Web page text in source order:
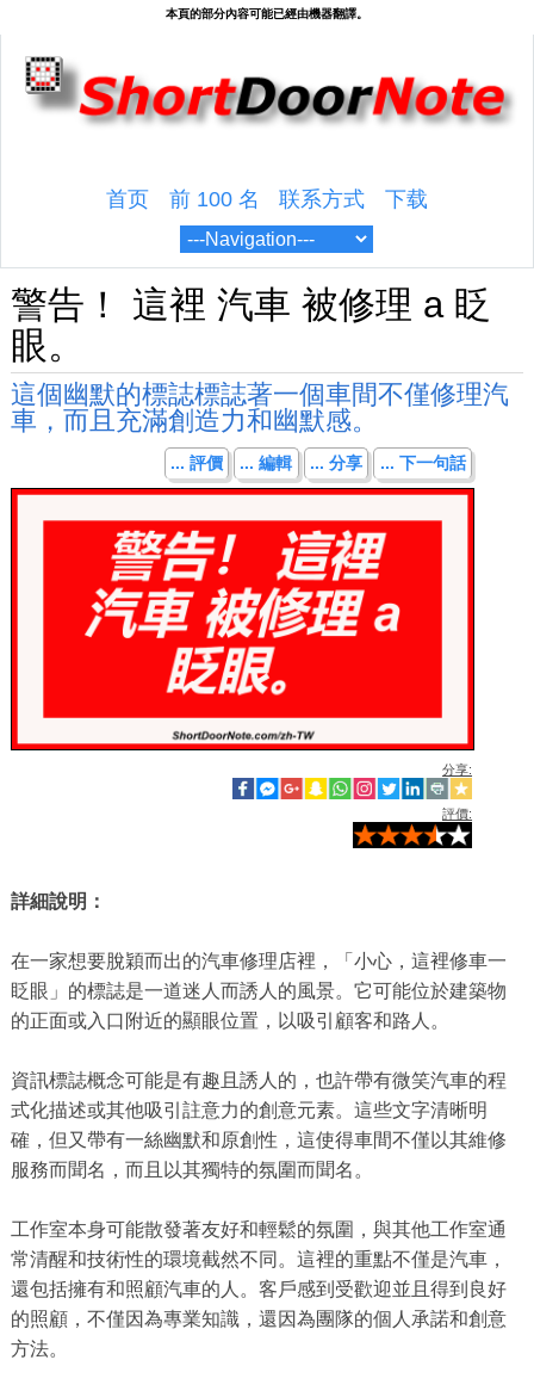
首页 前 100 名 联系方式 下载
警告！ 這裡 汽車 被修理 a 眨
眼。
這個幽默的標誌標誌著一個車間不僅修理汽
車，而且充滿創造力和幽默感。
... 評價 ... 編輯 ... 分享 ... 下一句話
分享:
評價:
詳細說明：
在一家想要脫穎而出的汽車修理店裡，「小心，這裡修車一
眨眼」的標誌是一道迷人而誘人的風景。它可能位於建築物
的正面或入口附近的顯眼位置，以吸引顧客和路人。
資訊標誌概念可能是有趣且誘人的，也許帶有微笑汽車的程
式化描述或其他吸引註意力的創意元素。這些文字清晰明
確，但又帶有一絲幽默和原創性，這使得車間不僅以其維修
服務而聞名，而且以其獨特的氛圍而聞名。
工作室本身可能散發著友好和輕鬆的氛圍，與其他工作室通
常清醒和技術性的環境截然不同。這裡的重點不僅是汽車，
還包括擁有和照顧汽車的人。客戶感到受歡迎並且得到良好
的照顧，不僅因為專業知識，還因為團隊的個人承諾和創意
方法。